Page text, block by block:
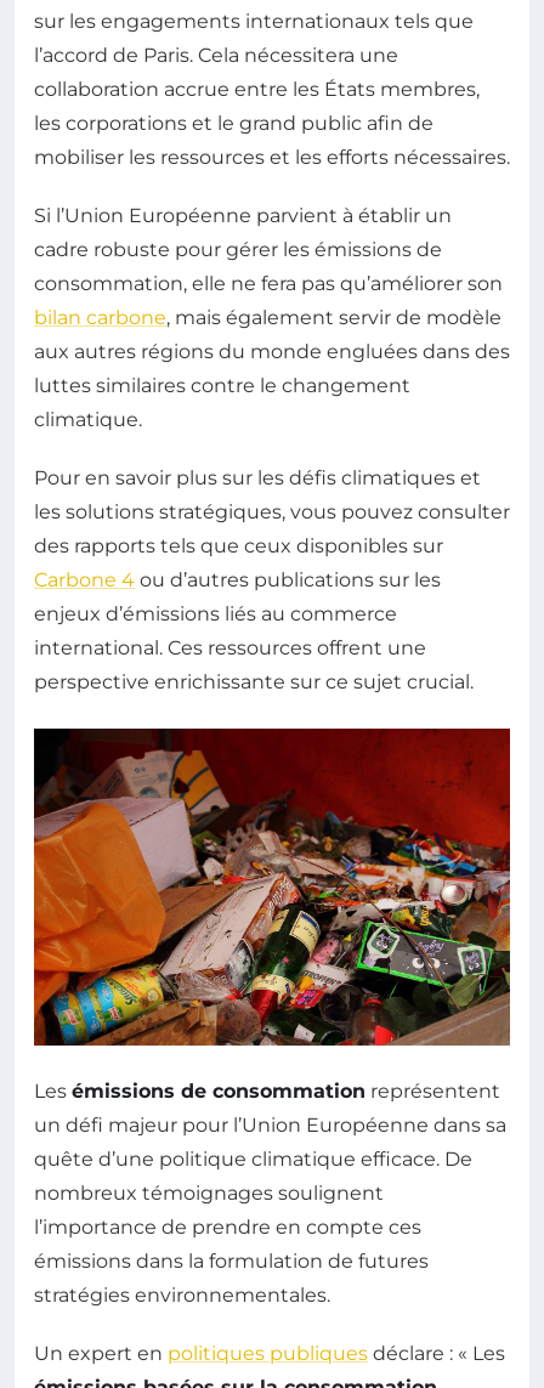
sur les engagements internationaux tels que
l’accord de Paris. Cela nécessitera une
collaboration accrue entre les États membres,
les corporations et le grand public afin de
mobiliser les ressources et les efforts nécessaires.
Si l’Union Européenne parvient à établir un
cadre robuste pour gérer les émissions de
consommation, elle ne fera pas qu’améliorer son
bilan carbone, mais également servir de modèle
aux autres régions du monde engluées dans des
luttes similaires contre le changement
climatique.
Pour en savoir plus sur les défis climatiques et
les solutions stratégiques, vous pouvez consulter
des rapports tels que ceux disponibles sur
Carbone 4 ou d’autres publications sur les
enjeux d’émissions liés au commerce
international. Ces ressources offrent une
perspective enrichissante sur ce sujet crucial.
Les émissions de consommation représentent
un défi majeur pour l’Union Européenne dans sa
quête d’une politique climatique efficace. De
nombreux témoignages soulignent
l’importance de prendre en compte ces
émissions dans la formulation de futures
stratégies environnementales.
Un expert en politiques publiques déclare : « Les